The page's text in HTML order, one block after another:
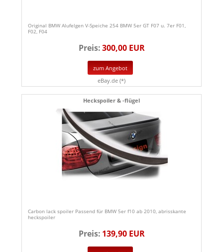
Original BMW Alufelgen V-Speiche 254 BMW 5er GT F07 u. 7er F01,
F02, F04
Preis:300,00 EUR
zum Angebot
eBay.de (*)
Heckspoiler & -flügel
Carbon lack spoiler Passend für BMW 5er f10 ab 2010, abrisskante
heckspoiler
Preis: 139,90 EUR